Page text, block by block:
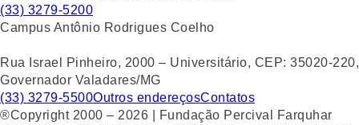
(33) 3279-5200
Campus Antônio Rodrigues Coelho
Rua Israel Pinheiro, 2000 – Universitário, CEP: 35020-220,
Governador Valadares/MG
(33) 3279-5500Outros endereçosContatos
®Copyright 2000 – 2026 | Fundação Percival Farquhar